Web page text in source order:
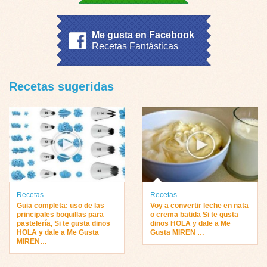
Me gusta en Facebook
Recetas Fantásticas
Recetas sugeridas
Recetas
Guia completa: uso de las
principales boquillas para
pastelería, Si te gusta dinos
HOLA y dale a Me Gusta
MIREN…
Recetas
Voy a convertir leche en nata
o crema batida Si te gusta
dinos HOLA y dale a Me
Gusta MIREN …